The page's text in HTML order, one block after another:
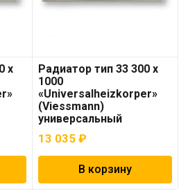
x
Радиатор тип 33 300 x
1000
«Universalheizkorper»
(Viessmann)
универсальный
13 035₽
В корзину